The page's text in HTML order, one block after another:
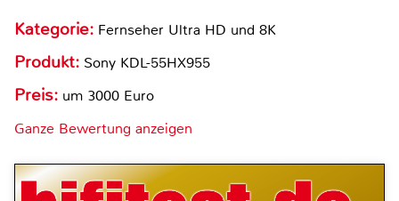
Kategorie: Fernseher Ultra HD und 8K
Produkt: Sony KDL-55HX955
Preis: um 3000 Euro
Ganze Bewertung anzeigen